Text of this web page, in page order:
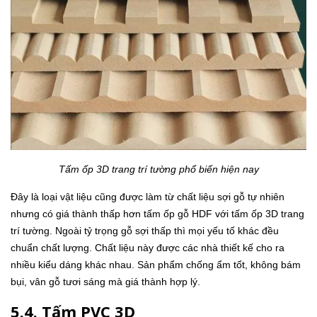
Tấm ốp 3D trang trí tường phổ biến hiện nay
Đây là loại vật liệu cũng được làm từ chất liệu sợi gỗ tự nhiên
nhưng có giá thành thấp hơn tấm ốp gỗ HDF với tấm ốp 3D trang
trí tường. Ngoài tỷ trọng gỗ sợi thấp thì mọi yếu tố khác đều
chuẩn chất lượng. Chất liệu này được các nhà thiết kế cho ra
nhiều kiểu dáng khác nhau. Sản phẩm chống ẩm tốt, không bám
bụi, vân gỗ tươi sáng mà giá thành hợp lý.
5.4. Tấm PVC 3D